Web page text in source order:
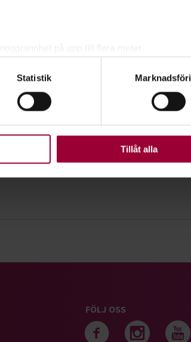
på upp till flera meter
dina preferenser i
detaljsektionen . Du kan
på vår webbplats. Vissa kakor är
Statistik
Tillåt alla
FÖLJ OSS